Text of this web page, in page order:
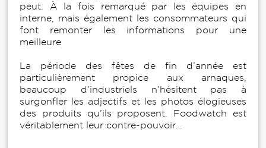
peut. À la fois remarqué par les équipes en
interne, mais également les consommateurs qui
font remonter les informations pour une
meilleure
La période des fêtes de fin d’année est
particulièrement propice aux arnaques,
beaucoup d’industriels n’hésitent pas à
surgonfler les adjectifs et les photos élogieuses
des produits qu’ils proposent. Foodwatch est
véritablement leur contre-pouvoir…